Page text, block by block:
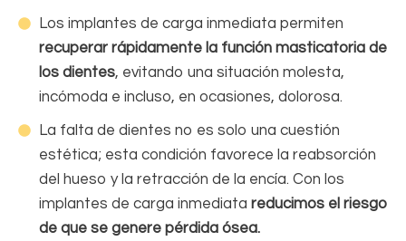
Los implantes de carga inmediata permiten
recuperar rápidamente la función masticatoria de
los dientes, evitando una situación molesta,
incómoda e incluso, en ocasiones, dolorosa.
La falta de dientes no es solo una cuestión
estética; esta condición favorece la reabsorción
del hueso y la retracción de la encía. Con los
implantes de carga inmediata reducimos el riesgo
de que se genere pérdida ósea.